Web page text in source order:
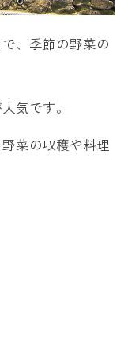
、季節の野菜の
気です。
菜の収穫や料理